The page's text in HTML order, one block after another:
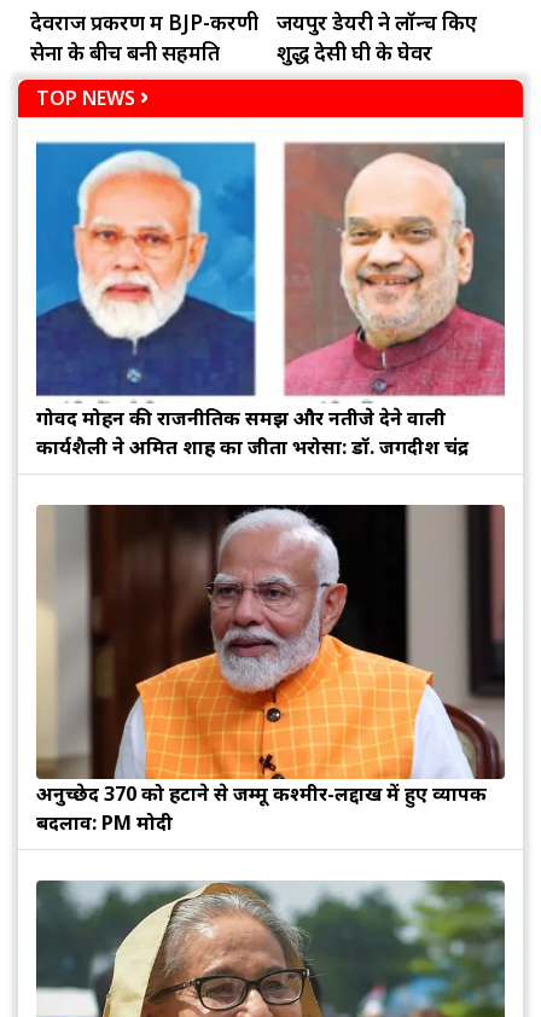
देवराज प्रकरण में BJP-करणी
सेना के बीच बनी सहमति
जयपुर डेयरी ने लॉन्च किए
शुद्ध देसी घी के घेवर
TOP NEWS
गोविंद मोहन की राजनीतिक समझ और नतीजे देने वाली
कार्यशैली ने अमित शाह का जीता भरोसा: डॉ. जगदीश चंद्र
अनुच्छेद 370 को हटाने से जम्मू कश्मीर-लद्दाख में हुए व्यापक
बदलाव: PM मोदी